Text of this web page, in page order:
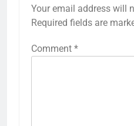
Your email address will
Required fields are
Comment *